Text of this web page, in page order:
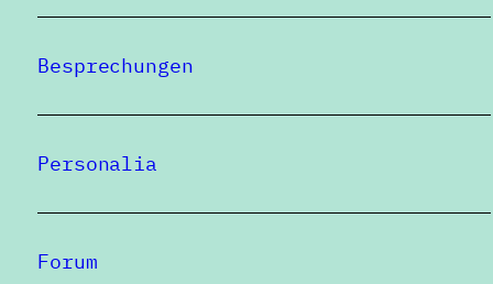
Besprechungen
Personalia
Forum